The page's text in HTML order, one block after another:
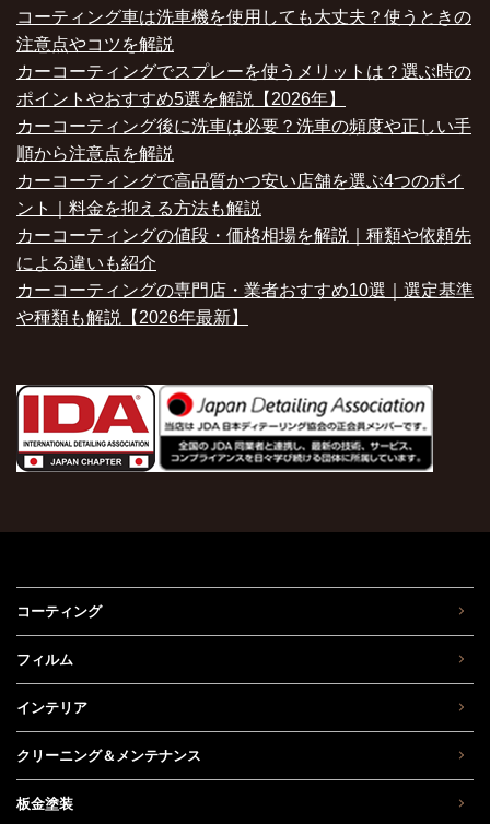
コーティング車は洗車機を使用しても大丈夫？使うときの
注意点やコツを解説
カーコーティングでスプレーを使うメリットは？選ぶ時の
ポイントやおすすめ5選を解説【2026年】
カーコーティング後に洗車は必要？洗車の頻度や正しい手
順から注意点を解説
カーコーティングで高品質かつ安い店舗を選ぶ4つのポイ
ント｜料金を抑える方法も解説
カーコーティングの値段・価格相場を解説｜種類や依頼先
による違いも紹介
カーコーティングの専門店・業者おすすめ10選｜選定基準
や種類も解説【2026年最新】
コーティング
フィルム
インテリア
クリーニング＆メンテナンス
板金塗装